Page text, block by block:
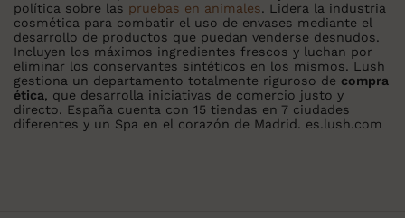
política sobre las pruebas en animales. Lidera la industria
cosmética para combatir el uso de envases mediante el
desarrollo de productos que puedan venderse desnudos.
Incluyen los máximos ingredientes frescos y luchan por
eliminar los conservantes sintéticos en los mismos. Lush
gestiona un departamento totalmente riguroso de compra
ética, que desarrolla iniciativas de comercio justo y
directo. España cuenta con 15 tiendas en 7 ciudades
diferentes y un Spa en el corazón de Madrid. es.lush.com